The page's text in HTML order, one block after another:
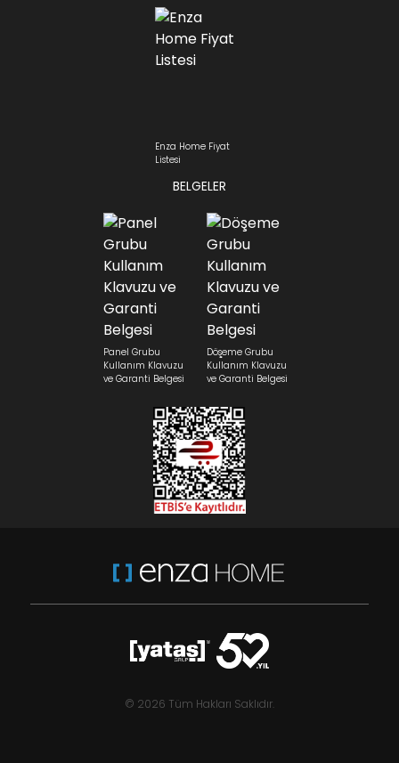
Enza Home Fiyat
Listesi
BELGELER
Panel Grubu
Kullanım Klavuzu
ve Garanti Belgesi
Döşeme Grubu
Kullanım Klavuzu
ve Garanti Belgesi
© 2026 Tüm Hakları Saklıdır.